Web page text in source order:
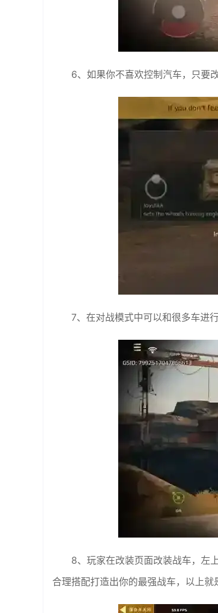
6、如果你不喜欢控制汽车，只要
7、在对战模式中可以和很多车进
8、玩家在改装页面改装战车，左
合理搭配打造出你的最强战车，以上就